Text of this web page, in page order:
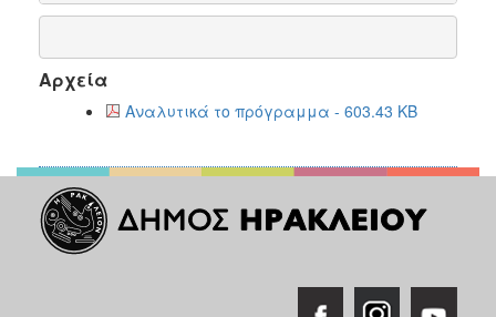
Αρχεία
Αναλυτικά το πρόγραμμα - 603.43 KB